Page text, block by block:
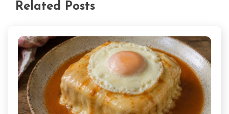
Related Posts